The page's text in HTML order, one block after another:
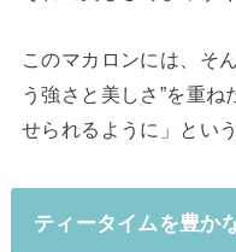
このマカロンには、そ
う強さと美しさ”を重
せられるように」とい
ティータイムを豊か